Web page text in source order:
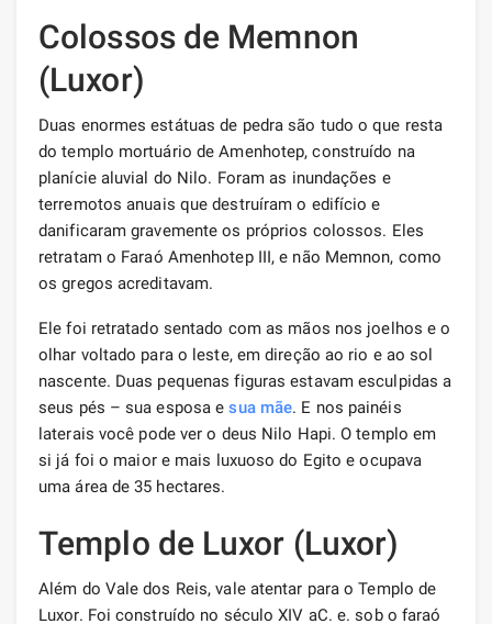
Colossos de Memnon
(Luxor)
Duas enormes estátuas de pedra são tudo o que resta
do templo mortuário de Amenhotep, construído na
planície aluvial do Nilo. Foram as inundações e
terremotos anuais que destruíram o edifício e
danificaram gravemente os próprios colossos. Eles
retratam o Faraó Amenhotep III, e não Memnon, como
os gregos acreditavam.
Ele foi retratado sentado com as mãos nos joelhos e o
olhar voltado para o leste, em direção ao rio e ao sol
nascente. Duas pequenas figuras estavam esculpidas a
seus pés – sua esposa esua mãe. E nos painéis
laterais você pode ver o deus Nilo Hapi. O templo em
si já foi o maior e mais luxuoso do Egito e ocupava
uma área de 35 hectares.
Templo de Luxor (Luxor)
Além do Vale dos Reis, vale atentar para o Templo de
Luxor. Foi construído no século XIV aC. e. sob o faraó